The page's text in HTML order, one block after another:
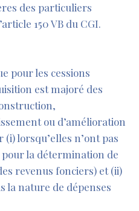
des particuliers
150 VB du CGI.
pour les cessions
est majoré des
ou d’amélioration
lorsqu’elles n’ont pas
la détermination de
revenus fonciers) et (ii)
la nature de dépenses